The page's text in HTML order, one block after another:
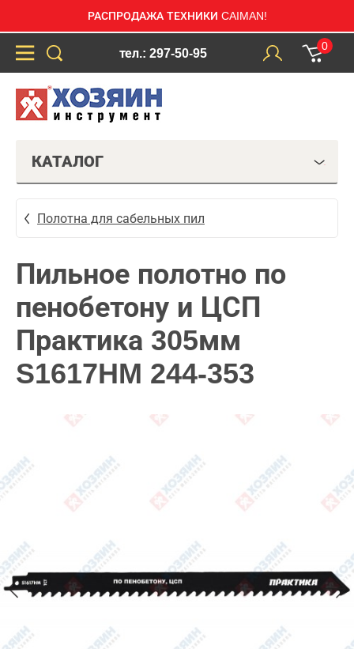
РАСПРОДАЖА ТЕХНИКИ CAIMAN!
тел.: 297-50-95
0
КАТАЛОГ
Полотна для сабельных пил
Пильное полотно по
пенобетону и ЦСП
Практика 305мм
S1617HM 244-353